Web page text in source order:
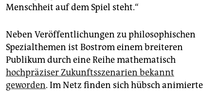
Menschheit auf dem Spiel steht.“
Neben Veröffentlichungen zu philosophischen
Spezialthemen ist Bostrom einem breiteren
Publikum durch eine Reihe mathematisch
hochpräziser Zukunftsszenarien bekannt
geworden. Im Netz finden sich hübsch animierte